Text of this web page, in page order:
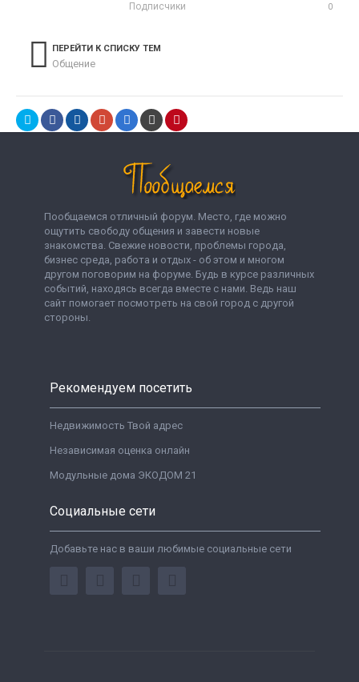
Подписчики 0
ПЕРЕЙТИ К СПИСКУ ТЕМ
Общение
Пообщаемся отличный форум. Место, где можно
ощутить свободу общения и завести новые
знакомства. Свежие новости, проблемы города,
бизнес среда, работа и отдых - об этом и многом
другом поговорим на форуме. Будь в курсе различных
событий, находясь всегда вместе с нами. Ведь наш
сайт помогает посмотреть на свой город с другой
стороны.
Рекомендуем посетить
Недвижимость Твой адрес
Независимая оценка онлайн
Модульные дома ЭКОДОМ 21
Социальные сети
Добавьте нас в ваши любимые социальные сети